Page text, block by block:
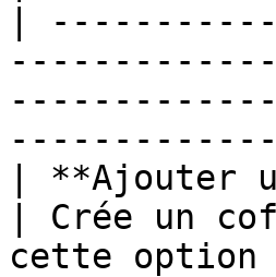
|
| **Ajouter
| Crée un
cette